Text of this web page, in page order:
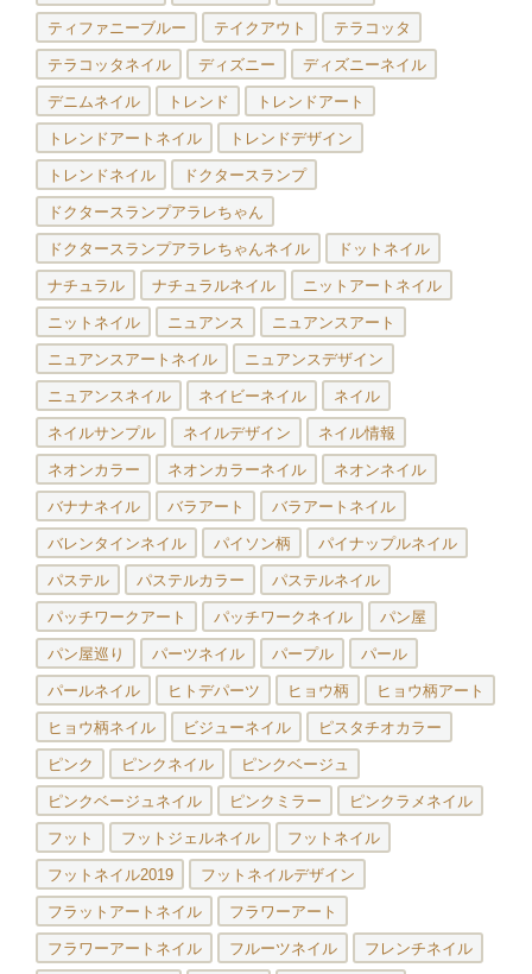
ティファニーブルー テイクアウト テラコッタ
テラコッタネイル ディズニー ディズニーネイル
デニムネイル トレンド トレンドアート
トレンドアートネイル トレンドデザイン
トレンドネイル ドクタースランプ
ドクタースランプアラレちゃん
ドクタースランプアラレちゃんネイル ドットネイル
ナチュラル ナチュラルネイル ニットアートネイル
ニットネイル ニュアンス ニュアンスアート
ニュアンスアートネイル ニュアンスデザイン
ニュアンスネイル ネイビーネイル ネイル
ネイルサンプル ネイルデザイン ネイル情報
ネオンカラー ネオンカラーネイル ネオンネイル
バナナネイル バラアート バラアートネイル
バレンタインネイル パイソン柄 パイナップルネイル
パステル パステルカラー パステルネイル
パッチワークアート パッチワークネイル パン屋
パン屋巡り パーツネイル パープル パール
パールネイル ヒトデパーツ ヒョウ柄 ヒョウ柄アート
ヒョウ柄ネイル ビジューネイル ピスタチオカラー
ピンク ピンクネイル ピンクベージュ
ピンクベージュネイル ピンクミラー ピンクラメネイル
フット フットジェルネイル フットネイル
フットネイル2019 フットネイルデザイン
フラットアートネイル フラワーアート
フラワーアートネイル フルーツネイル フレンチネイル